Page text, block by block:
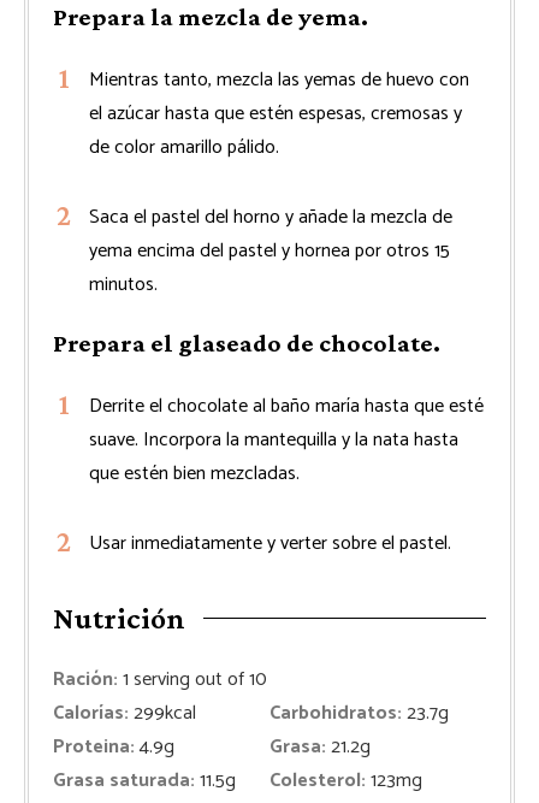
Prepara la mezcla de yema.
Mientras tanto, mezcla las yemas de huevo con
el azúcar hasta que estén espesas, cremosas y
de color amarillo pálido.
Saca el pastel del horno y añade la mezcla de
yema encima del pastel y hornea por otros 15
minutos.
Prepara el glaseado de chocolate.
Derrite el chocolate al baño maría hasta que esté
suave. Incorpora la mantequilla y la nata hasta
que estén bien mezcladas.
Usar inmediatamente y verter sobre el pastel.
Nutrición
Ración:1serving out of 10
Calorías:299kcal Carbohidratos:23.7g
Proteina:4.9g Grasa:21.2g
Grasa saturada:11.5g Colesterol:123mg